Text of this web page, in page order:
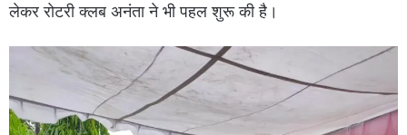
लेकर रोटरी क्लब अनंता ने भी पहल शुरू की है।